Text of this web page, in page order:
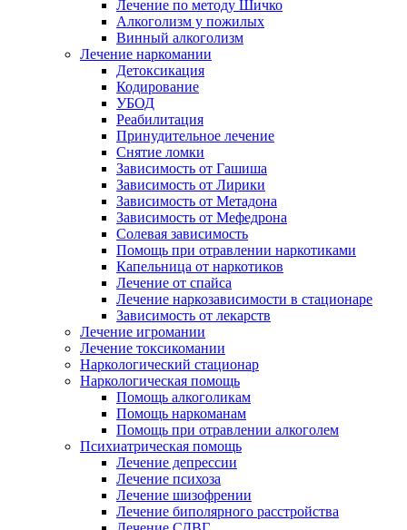
Лечение по методу Шичко
Алкоголизм у пожилых
Винный алкоголизм
Лечение наркомании
Детоксикация
Кодирование
УБОД
Реабилитация
Принудительное лечение
Снятие ломки
Зависимость от Гашиша
Зависимость от Лирики
Зависимость от Метадона
Зависимость от Мефедрона
Солевая зависимость
Помощь при отравлении наркотиками
Капельница от наркотиков
Лечение от спайса
Лечение наркозависимости в стационаре
Зависимость от лекарств
Лечение игромании
Лечение токсикомании
Наркологический стационар
Наркологическая помощь
Помощь алкоголикам
Помощь наркоманам
Помощь при отравлении алкоголем
Психиатрическая помощь
Лечение депрессии
Лечение психоза
Лечение шизофрении
Лечение биполярного расстройства